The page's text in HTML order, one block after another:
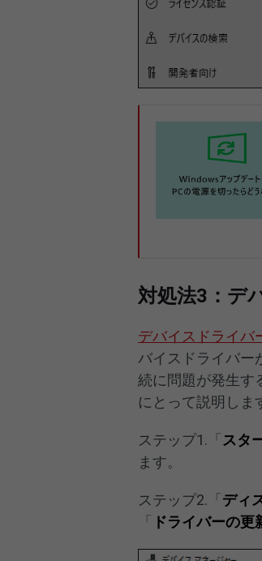
対処法3：デ
デバイスドライバ
バイスドライバー
続に問題が発生す
にとって説明しま
ステップ1.「 スタ
ます。
ステップ2.「 ディ
「
ドライバーの更